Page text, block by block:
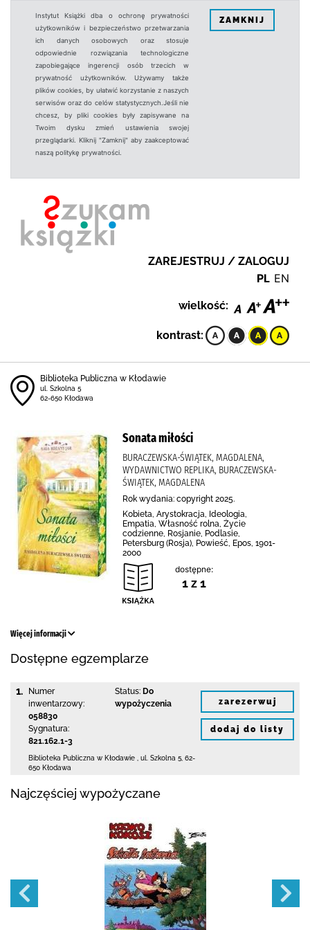
Instytut Książki dba o ochronę prywatności
użytkowników i bezpieczeństwo przetwarzania
ich danych osobowych oraz stosuje
odpowiednie rozwiązania technologiczne
zapobiegające ingerencji osób trzecich w
prywatność użytkowników. Używamy także
plików cookies, by ułatwić korzystanie z naszych
serwisów oraz do celów statystycznych.Jeśli nie
chcesz, by pliki cookies były zapisywane na
Twoim dysku zmień ustawienia swojej
przeglądarki. Kliknij "Zamknij" aby zaakceptować
naszą politykę prywatności.
ZAMKNIJ
ZAREJESTRUJ / ZALOGUJ
PL EN
wielkość:
kontrast:
Biblioteka Publiczna w Kłodawie
ul. Szkolna 5
62-650 Kłodawa
Sonata miłości
BURACZEWSKA-ŚWIĄTEK, MAGDALENA,
WYDAWNICTWO REPLIKA, BURACZEWSKA-
ŚWIĄTEK, MAGDALENA
Rok wydania: copyright 2025.
Kobieta, Arystokracja, Ideologia,
Empatia, Własność rolna, Życie
codzienne, Rosjanie, Podlasie,
Petersburg (Rosja), Powieść, Epos, 1901-
2000
dostępne:
1 z 1
Więcej informacji
Dostępne egzemplarze
1.
Numer
inwentarzowy:
058830
Sygnatura:
821.162.1-3
Status: Do
wypożyczenia
Biblioteka Publiczna w Kłodawie ul. Szkolna 5 62-
650 Kłodawa
zarezerwuj
dodaj do listy
Najczęściej wypożyczane